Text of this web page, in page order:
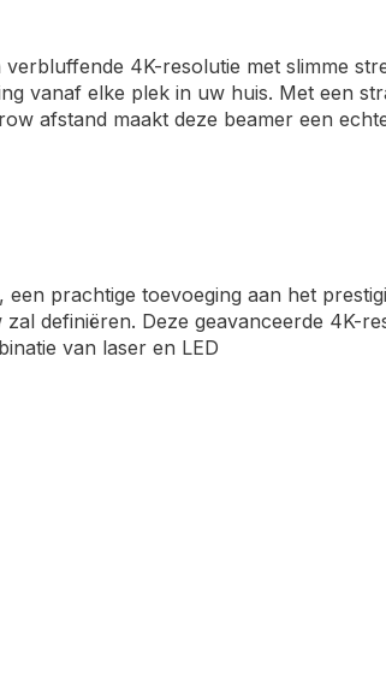
4K-resolutie met slimme
vanaf elke plek in uw huis. Met een
afstand maakt deze beamer een
, een prachtige toevoeging aan het
definiëren. Deze geavanceerde 4K-
van laser en LED